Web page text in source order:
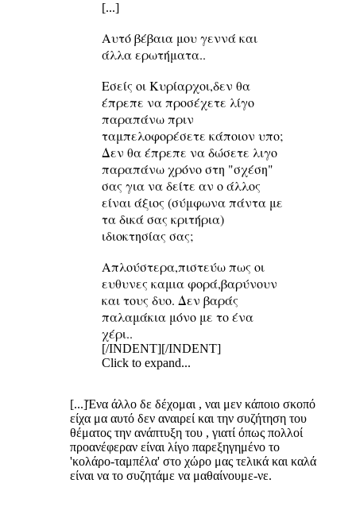
[...]
Αυτό βέβαια μου γεννά και
άλλα ερωτήματα..
Εσείς οι Κυρίαρχοι,δεν θα
έπρεπε να προσέχετε λίγο
παραπάνω πριν
ταμπελοφορέσετε κάποιον υπο;
Δεν θα έπρεπε να δώσετε λιγο
παραπάνω χρόνο στη "σχέση"
σας για να δείτε αν ο άλλος
είναι άξιος (σύμφωνα πάντα με
τα δικά σας κριτήρια)
ιδιοκτησίας σας;
Απλούστερα,πιστεύω πως οι
ευθυνες καμια φορά,βαρύνουν
και τους δυο. Δεν βαράς
παλαμάκια μόνο με το ένα
χέρι..
[/INDENT][/INDENT]
Click to expand...
[...]Ένα άλλο δε δέχομαι , ναι μεν κάποιο σκοπό
είχα μα αυτό δεν αναιρεί και την συζήτηση του
θέματος την ανάπτυξη του , γιατί όπως πολλοί
προανέφεραν είναι λίγο παρεξηγημένο το
'κολάρο-ταμπέλα' στο χώρο μας τελικά και καλά
είναι να το συζητάμε να μαθαίνουμε-νε.